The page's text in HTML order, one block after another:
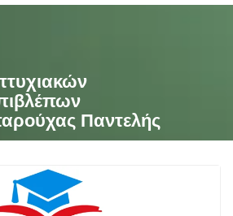
Παντελής